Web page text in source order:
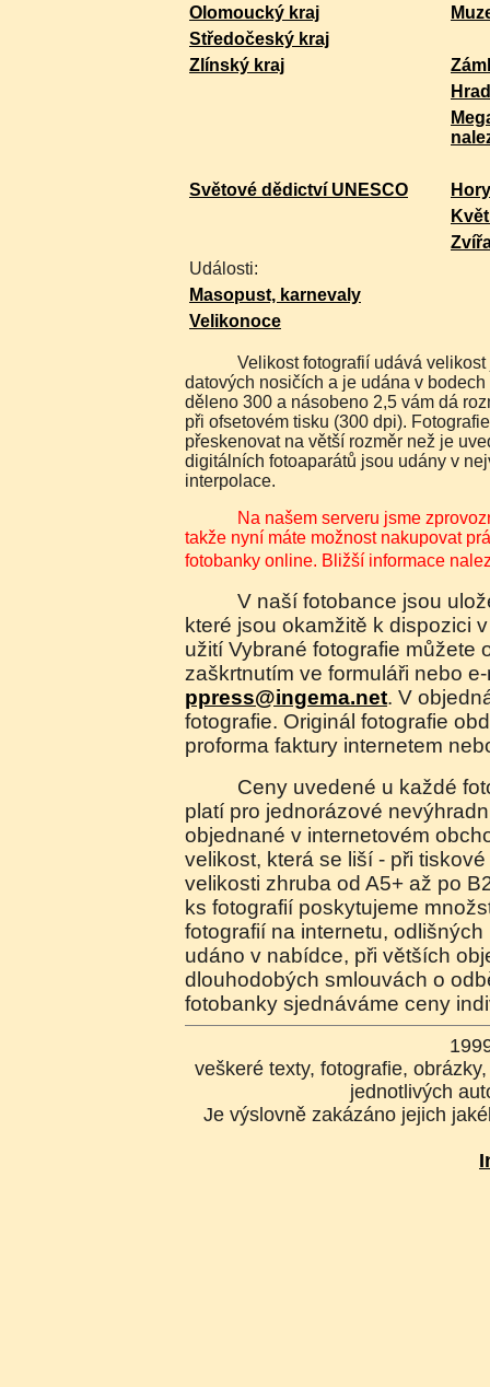
Olomoucký kraj
Středočeský kraj
Zlínský kraj
Světové dědictví UNESCO
Hory
Události:
Masopust, karnevaly
Velikonoce
Velikost fotografií udává velikost jakou máme uloženu na
datových nosičích a je udána v
děleno 300 a násobeno 2,5 vám dá
při ofsetovém tisku (300 dpi).
přeskenovat na větší rozměr než je
digitálních fotoaparátů jsou udány v
interpolace.
Na našem serveru jsme zprovoznili elektronický obchod,
takže nyní máte možnost nakupovat
fotobanky online. Bližší informace
V naší fotobance jsou uloženy náhledy fotografií,
které jsou okamžitě k dispozici
užití Vybrané fotografie můžete
zaškrtnutím ve formuláři nebo
ppress@ingema.net. V
fotografie. Originál fotografie
proforma faktury internetem
Ceny uvedené u každé fotografie jsou orientační a
platí pro jednorázové
objednané v internetovém
velikost, která se liší - při
velikosti zhruba od A5+ až po
ks fotografií poskytujeme
fotografií na internetu,
udáno v nabídce, při větších
dlouhodobých smlouvách o
fotobanky sjednáváme ceny
veškeré texty, fotografie,
jednotlivých
Je výslovně zakázáno jejich